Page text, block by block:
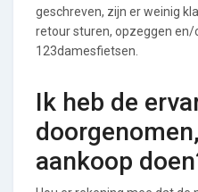
geschreven, zijn er weinig
retour sturen, opzeggen en/
123damesfietsen.
Ik heb de
aankoop